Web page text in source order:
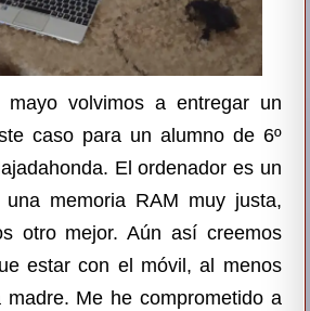
volvimos a entregar un
caso para un alumno de 6º
El ordenador es un
memoria RAM muy justa,
otro mejor. Aún así creemos
estar con el móvil, al menos
madre. Me he comprometido a